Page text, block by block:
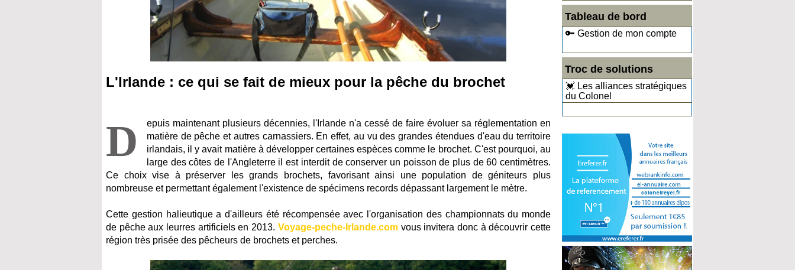
Tableau de bord
🔑 Gestion de mon compte
Troc de solutions
💓 Les alliances stratégiques
du Colonel
L'Irlande : ce qui se fait de mieux pour la pêche du brochet
D
epuis maintenant plusieurs décennies, l'Irlande n'a cessé de faire évoluer sa réglementation en
matière de pêche et autres carnassiers. En effet, au vu des grandes étendues d'eau du territoire
irlandais, il y avait matière à développer certaines espèces comme le brochet. C'est pourquoi, au
large des côtes de l'Angleterre il est interdit de conserver un poisson de plus de 60 centimètres.
Ce choix vise à préserver les grands brochets, favorisant ainsi une population de géniteurs plus
nombreuse et permettant également l'existence de spécimens records dépassant largement le mètre.
Cette gestion halieutique a d'ailleurs été récompensée avec l'organisation des championnats du monde
de pêche aux leurres artificiels en 2013. Voyage-peche-Irlande.comvous invitera donc à découvrir cette
région très prisée des pêcheurs de brochets et perches.